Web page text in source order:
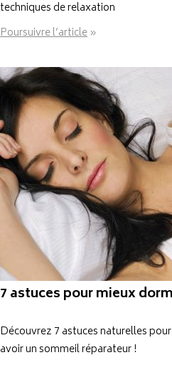
techniques de relaxation
Poursuivre l’article»
7 astuces pour mieux
Découvrez 7 astuces naturelles
avoir un sommeil réparateur !